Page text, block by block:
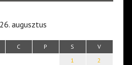
augusztus
C P S V
1
2